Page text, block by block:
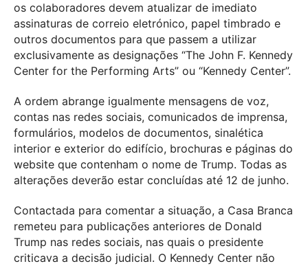
os colaboradores devem atualizar de imediato
assinaturas de correio eletrónico, papel timbrado e
outros documentos para que passem a utilizar
exclusivamente as designações “The John F. Kennedy
Center for the Performing Arts” ou “Kennedy Center”.
A ordem abrange igualmente mensagens de voz,
contas nas redes sociais, comunicados de imprensa,
formulários, modelos de documentos, sinalética
interior e exterior do edifício, brochuras e páginas do
website que contenham o nome de Trump. Todas as
alterações deverão estar concluídas até 12 de junho.
Contactada para comentar a situação, a Casa Branca
remeteu para publicações anteriores de Donald
Trump nas redes sociais, nas quais o presidente
criticava a decisão judicial. O Kennedy Center não